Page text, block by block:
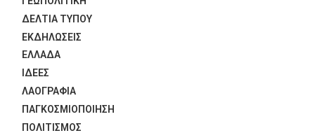
ΔΕΛΤΙΑ ΤΥΠΟΥ
ΕΚΔΗΛΏΣΕΙΣ
ΕΛΛΑΔΑ
ΙΔΈΕΣ
ΛΑΟΓΡΑΦΊΑ
ΠΑΓΚΟΣΜΙΟΠΟΊΗΣΗ
ΠΟΛΙΤΙΣΜΟΣ